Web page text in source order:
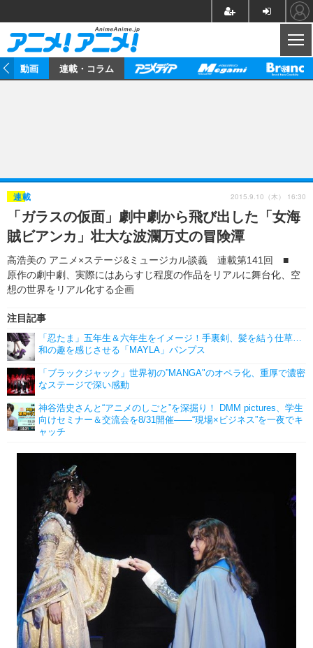
ゲーム グッズ
イベント 海外
海外イベント ビジネス
俳優・タレント アーティスト
ビジネス
アニメ 実写
イベント
ゲーム 座談会
動画
アニメ！アニメ！TV ABEMA Cafe
動画 連載・コラム
「ガラスの仮面」劇中劇から飛び出した「女海
賊ビアンカ」壮大な波瀾万丈の冒険潭
高浩美の アニメ×ステージ&ミュージカル談義 連載第141回 ■
原作の劇中劇、実際にはあらすじ程度の作品をリアルに舞台化、空
想の世界をリアル化する企画
連載
注目記事
「忍たま」五年生＆六年生をイメージ！手裏剣、髪を結う仕草…
和の趣を感じさせる「MAYLA」パンプス
「ブラックジャック」世界初の”MANGA"のオペラ化、重厚で濃密
なステージで深い感動
神谷浩史さんと“アニメのしごと”を深掘り！ DMM pictures、学生
向けセミナー＆交流会を8/31開催――“現場×ビジネス”を一夜でキ
ャッチ
2015.9.10（木） 16:30